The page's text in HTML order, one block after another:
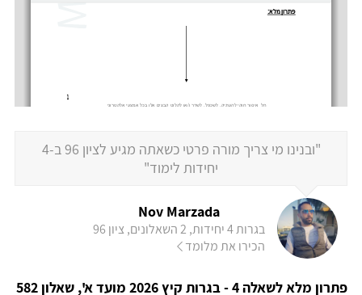
"ובנינו מי צריך מורה פרטי כשאתה מגיע לציון 96 ב-4
יחידות לימוד"
Nov Marzada
בגרות 4 יחידות, 2 השאלונים, ציון 96
הכירו את מלומד
פתרון מלא לשאלה 4 - בגרות קיץ 2026 מועד א', שאלון 582